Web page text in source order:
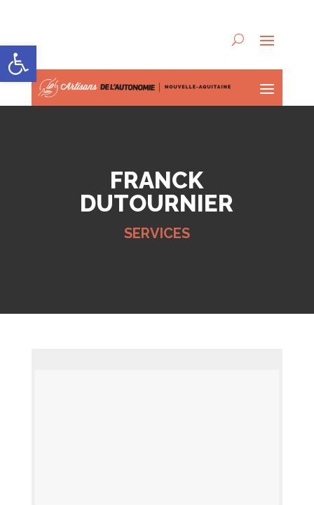
FRANCK
DUTOURNIER
SERVICES
Ouvrir la barre d’outils